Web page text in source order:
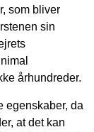
som bliver
sin
århundreder.
egenskaber, da
at det kan